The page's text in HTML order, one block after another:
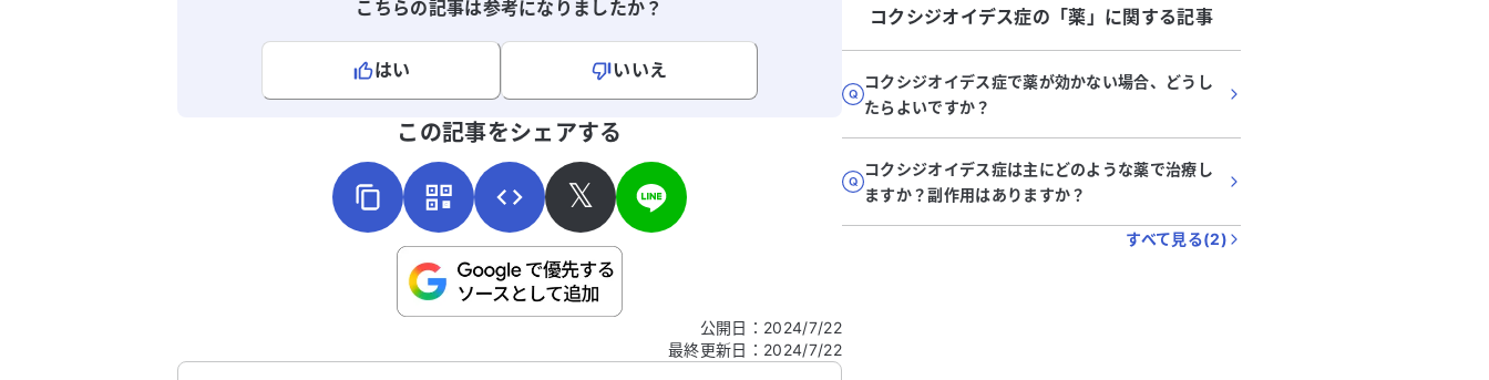
こちらの記事は参考になりましたか？
はい
いいえ
こちらは送信専用のフォームです。氏名やご自身の病気の詳細などの個人情報は入れないでくだ
この記事をシェアする
𝕏
公開日 ： 2024/7/22
最終更新日 ： 2024/7/22
コクシジオイデス症の「薬 」に関する記事
コクシジオイデス症で薬が効かない場合、どうし
たらよいですか？
コクシジオイデス症は主にどのような薬で治療し
ますか？副作用はありますか？
すべて見る(2)